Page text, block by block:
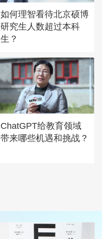
如何理智看待北京硕博
研究生人数超过本科
生？
ChatGPT给教育领域
带来哪些机遇和挑战？